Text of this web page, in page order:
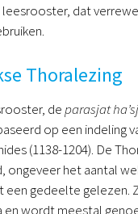
leesrooster, dat
Thoralezing
deparasjat
op een indeling
(1138-1204). De
ongeveer het aantal
een gedeelte gelezen.
en wordt meestal